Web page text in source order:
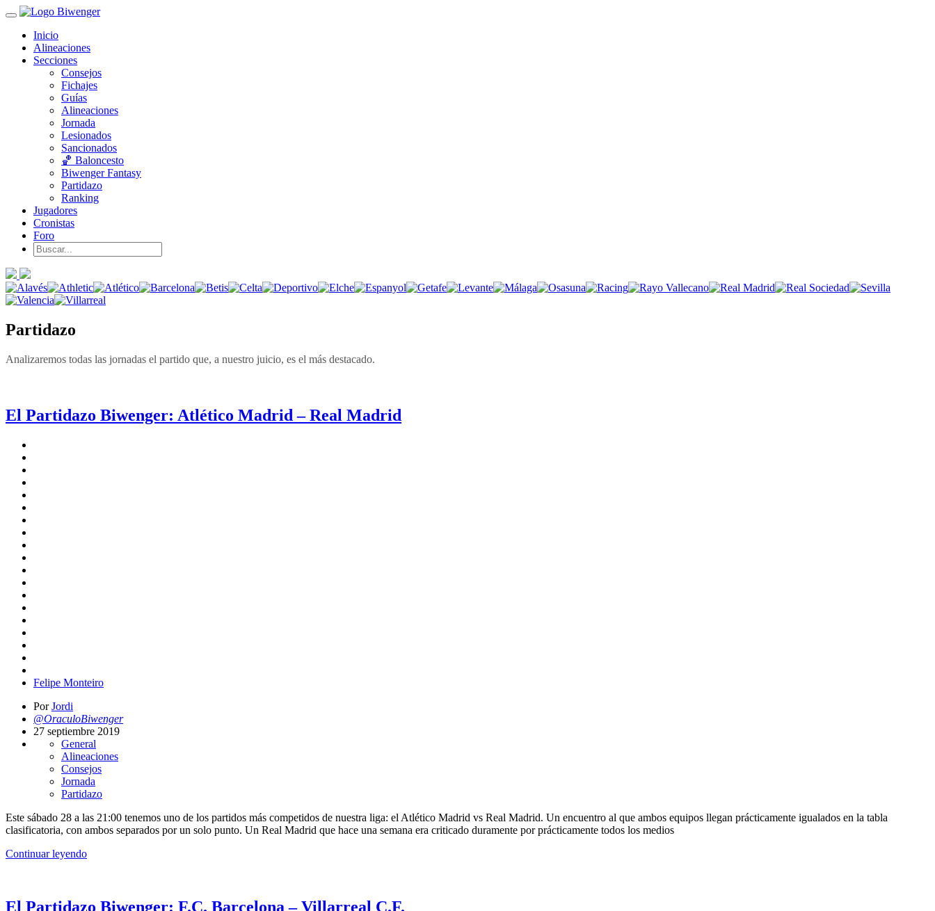
Inicio
Alineaciones
Secciones
Consejos
Fichajes
Guías
Alineaciones
Jornada
Lesionados
Sancionados
🏀 Baloncesto
Biwenger Fantasy
Partidazo
Ranking
Jugadores
Cronistas
Foro
Partidazo
Analizaremos todas las jornadas el partido que, a nuestro juicio, es el más destacado.
El Partidazo Biwenger: Atlético Madrid – Real Madrid
Felipe Monteiro
PorJordi
@OraculoBiwenger
27 septiembre 2019
General
Alineaciones
Consejos
Jornada
Partidazo
Este sábado 28 a las 21:00 tenemos uno de los partidos más competidos de nuestra liga: el Atlético Madrid vs Real Madrid. Un encuentro al que ambos equipos llegan prácticamente igualados en la tabla
clasificatoria, con ambos separados por un solo punto. Un Real Madrid que hace una semana era criticado duramente por prácticamente todos los medios
Continuar leyendo
El Partidazo Biwenger: F.C. Barcelona – Villarreal C.F.